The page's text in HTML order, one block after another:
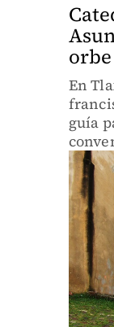
orbe
En
guía